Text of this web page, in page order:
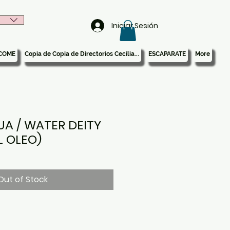
Iniciar Sesión
Copia de Copia de Directorios Cecilia... ESCAPARATE More
/ WATER DEITY
OLEO)
of Stock